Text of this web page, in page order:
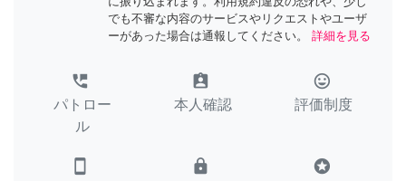
でも不審な内容のサービスやリクエストやユーザ
ーがあった場合は通報してください。
詳細を見る
perm_phone_msg
パトロー
ル
assignment_ind
本人確認
tag_faces
評価制度
smartphone lock stars